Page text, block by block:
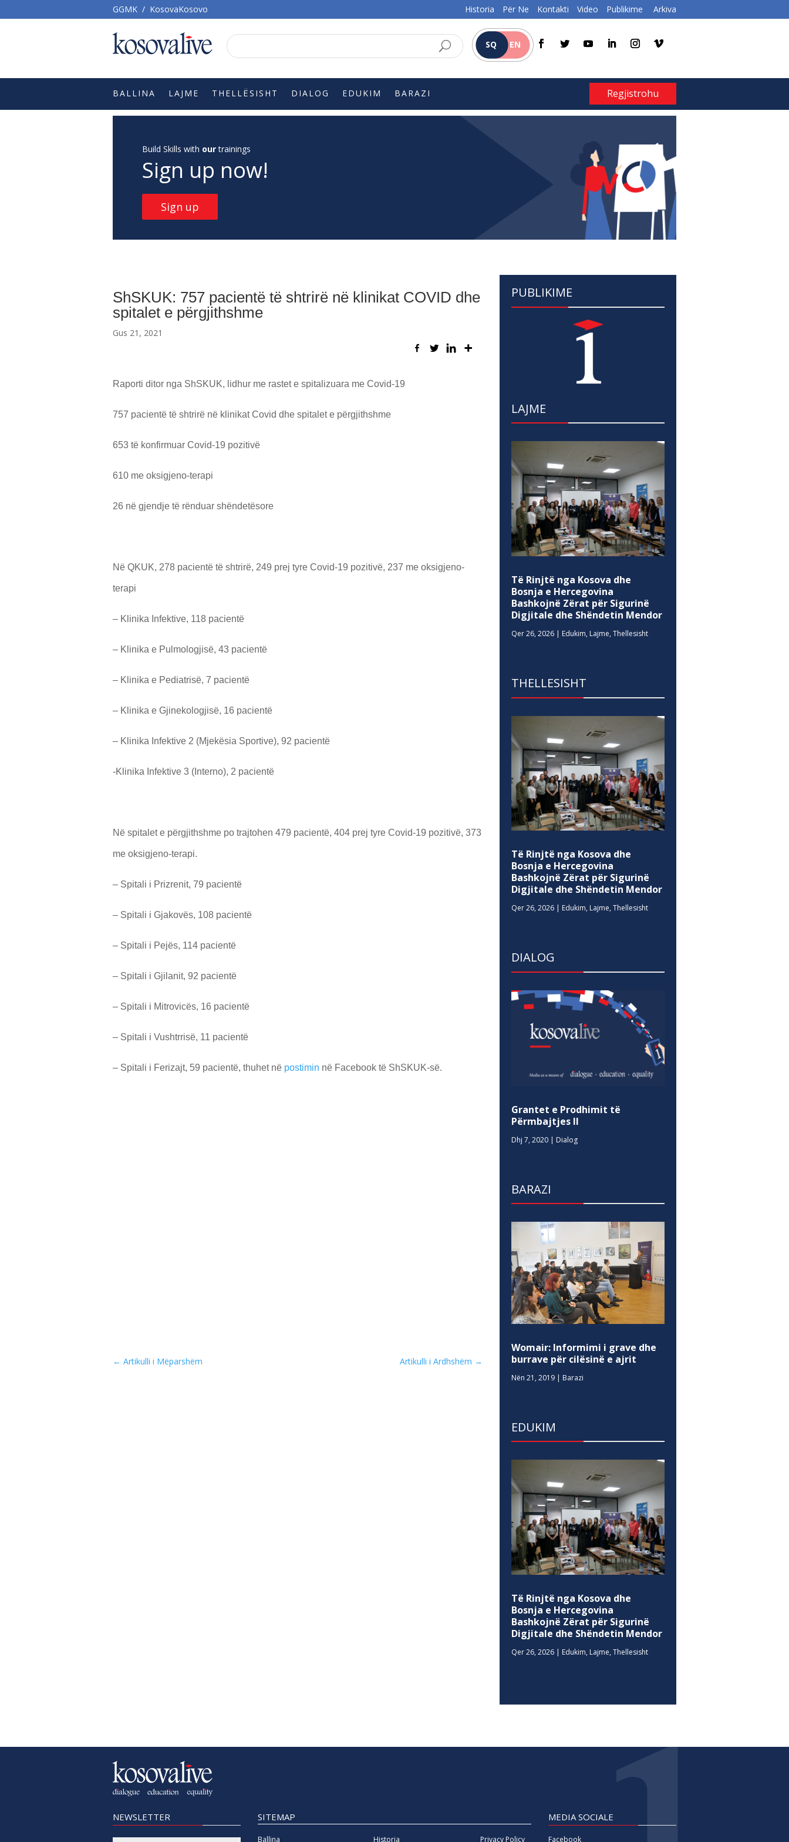
GGMK / KosovaKosovo Historia Për Ne Kontakti Video Publikime Arkiva
SQ EN
BALLINA LAJME THELLËSISHT DIALOG EDUKIM BARAZI Regjistrohu
Build Skills with ourtrainings
Sign up now!
Sign up
ShSKUK: 757 pacientë të shtrirë në klinikat COVID dhe
spitalet e përgjithshme
Gus 21, 2021
Raporti ditor nga ShSKUK, lidhur me rastet e spitalizuara me Covid-19
757 pacientë të shtrirë në klinikat Covid dhe spitalet e përgjithshme
653 të konfirmuar Covid-19 pozitivë
610 me oksigjeno-terapi
26 në gjendje të rënduar shëndetësore
Në QKUK, 278 pacientë të shtrirë, 249 prej tyre Covid-19 pozitivë, 237 me oksigjeno-
terapi
– Klinika Infektive, 118 pacientë
– Klinika e Pulmologjisë, 43 pacientë
– Klinika e Pediatrisë, 7 pacientë
– Klinika e Gjinekologjisë, 16 pacientë
– Klinika Infektive 2 (Mjekësia Sportive), 92 pacientë
-Klinika Infektive 3 (Interno), 2 pacientë
Në spitalet e përgjithshme po trajtohen 479 pacientë, 404 prej tyre Covid-19 pozitivë, 373
me oksigjeno-terapi.
– Spitali i Prizrenit, 79 pacientë
– Spitali i Gjakovës, 108 pacientë
– Spitali i Pejës, 114 pacientë
– Spitali i Gjilanit, 92 pacientë
– Spitali i Mitrovicës, 16 pacientë
– Spitali i Vushtrrisë, 11 pacientë
– Spitali i Ferizajt, 59 pacientë, thuhet në postimin në Facebook të ShSKUK-së.
← Artikulli i Mëparshëm Artikulli i Ardhshëm →
PUBLIKIME
LAJME
Të Rinjtë nga Kosova dhe
Bosnja e Hercegovina
Bashkojnë Zërat për Sigurinë
Digjitale dhe Shëndetin Mendor
Qer 26, 2026 | Edukim, Lajme,Thellesisht
THELLESISHT
Të Rinjtë nga Kosova dhe
Bosnja e Hercegovina
Bashkojnë Zërat për Sigurinë
Digjitale dhe Shëndetin Mendor
Qer 26, 2026 | Edukim, Lajme,Thellesisht
DIALOG
Grantet e Prodhimit të
Përmbajtjes II
Dhj 7, 2020 | Dialog
BARAZI
Womair: Informimi i grave dhe
burrave për cilësinë e ajrit
Nën 21, 2019 | Barazi
EDUKIM
Të Rinjtë nga Kosova dhe
Bosnja e Hercegovina
Bashkojnë Zërat për Sigurinë
Digjitale dhe Shëndetin Mendor
Qer 26, 2026 | Edukim, Lajme,Thellesisht
NEWSLETTER SITEMAP
Ballina Historia Privacy Policy
MEDIA SOCIALE
Facebook